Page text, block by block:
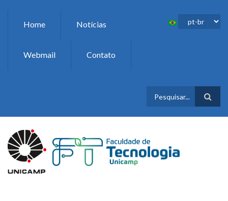
Home Notícias
Webmail Contato
DE BUSCA